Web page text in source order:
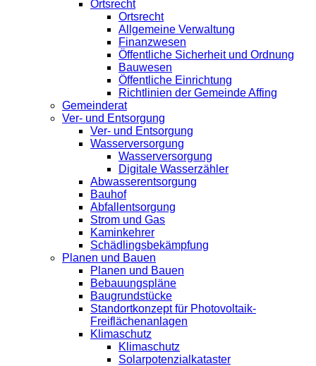
Ortsrecht
Ortsrecht
Allgemeine Verwaltung
Finanzwesen
Öffentliche Sicherheit und Ordnung
Bauwesen
Öffentliche Einrichtung
Richtlinien der Gemeinde Affing
Gemeinderat
Ver- und Entsorgung
Ver- und Entsorgung
Wasserversorgung
Wasserversorgung
Digitale Wasserzähler
Abwasserentsorgung
Bauhof
Abfallentsorgung
Strom und Gas
Kaminkehrer
Schädlingsbekämpfung
Planen und Bauen
Planen und Bauen
Bebauungspläne
Baugrundstücke
Standortkonzept für Photovoltaik-
Freiflächenanlagen
Klimaschutz
Klimaschutz
Solarpotenzialkataster